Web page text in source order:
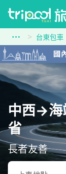
台東包車
中西→海
省
長者友善